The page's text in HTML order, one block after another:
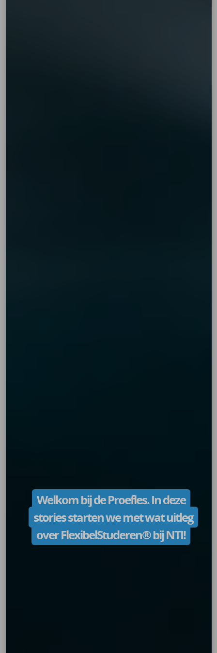
Welkom bij de Proefles. In deze
stories starten we met wat uitleg
over FlexibelStuderen® bij NTI!